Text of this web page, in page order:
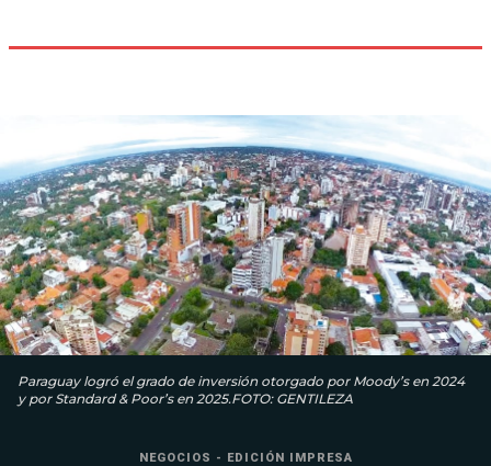
Paraguay logró el grado de inversión otorgado por Moody’s en 2024
y por Standard & Poor’s en 2025.FOTO: GENTILEZA
NEGOCIOS - EDICIÓN IMPRESA